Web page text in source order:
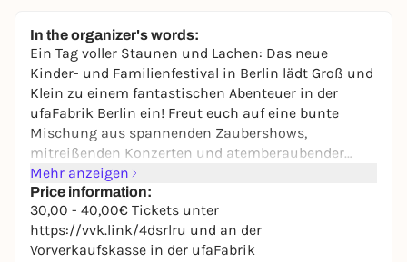
In the organizer's words:
Ein Tag voller Staunen und Lachen: Das neue
Kinder- und Familienfestival in Berlin lädt Groß und
Klein zu einem fantastischen Abenteuer in der
ufaFabrik Berlin ein! Freut euch auf eine bunte
Mischung aus spannenden Zaubershows,
mitreißenden Konzerten und atemberaubender
Zirkuskunst.
Auf den verschiedenen Bühnen sorgen viele
Künstler*innen für beste Unterhaltung: Von
magischen Momenten über tanzbare Beats bis hin
Mehr anzeigen
Price information:
30,00 - 40,00€ Tickets unter
https://vvk.link/4dsrlru und an der
Vorverkaufskasse in der ufaFabrik